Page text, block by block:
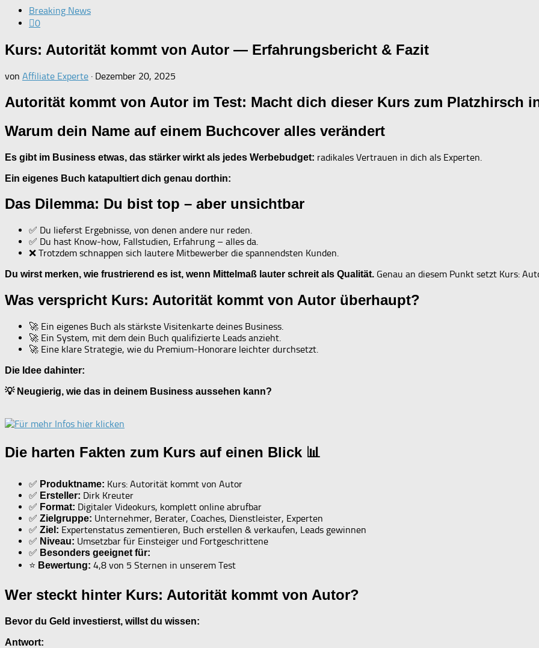
Breaking News
0
Kurs: Autorität kommt von Autor — Erfahrungsbericht & Fazit
von Affiliate Experte · Dezember 20, 2025
Autorität kommt von Autor im Test: Macht dich dieser Kurs zum Platzhirsch
Warum dein Name auf einem Buchcover alles verändert
Es gibt im Business etwas, das stärker wirkt als jedes Werbebudget: radikales Vertrauen in dich als Experten.
Ein eigenes Buch katapultiert dich genau dorthin:
Das Dilemma: Du bist top – aber unsichtbar
✅ Du lieferst Ergebnisse, von denen andere nur reden.
✅ Du hast Know-how, Fallstudien, Erfahrung – alles da.
❌ Trotzdem schnappen sich lautere Mitbewerber die spannendsten Kunden.
Du wirst merken, wie frustrierend es ist, wenn Mittelmaß lauter schreit als Qualität. Genau an diesem Punkt setzt Kurs:
Was verspricht Kurs: Autorität kommt von Autor überhaupt?
🚀 Ein eigenes Buch als stärkste Visitenkarte deines Business.
🚀 Ein System, mit dem dein Buch qualifizierte Leads anzieht.
🚀 Eine klare Strategie, wie du Premium-Honorare leichter durchsetzt.
Die Idee dahinter:
💡 Neugierig, wie das in deinem Business aussehen kann?
Die harten Fakten zum Kurs auf einen Blick 📊
✅ Produktname: Kurs: Autorität kommt von Autor
✅ Ersteller: Dirk Kreuter
✅ Format: Digitaler Videokurs, komplett online abrufbar
✅ Zielgruppe: Unternehmer, Berater, Coaches, Dienstleister, Experten
✅ Ziel: Expertenstatus zementieren, Buch erstellen & verkaufen, Leads gewinnen
✅ Niveau: Umsetzbar für Einsteiger und Fortgeschrittene
✅ Besonders geeignet für:
⭐ Bewertung: 4,8 von 5 Sternen in unserem Test
Wer steckt hinter Kurs: Autorität kommt von Autor?
Bevor du Geld investierst, willst du wissen:
Antwort: